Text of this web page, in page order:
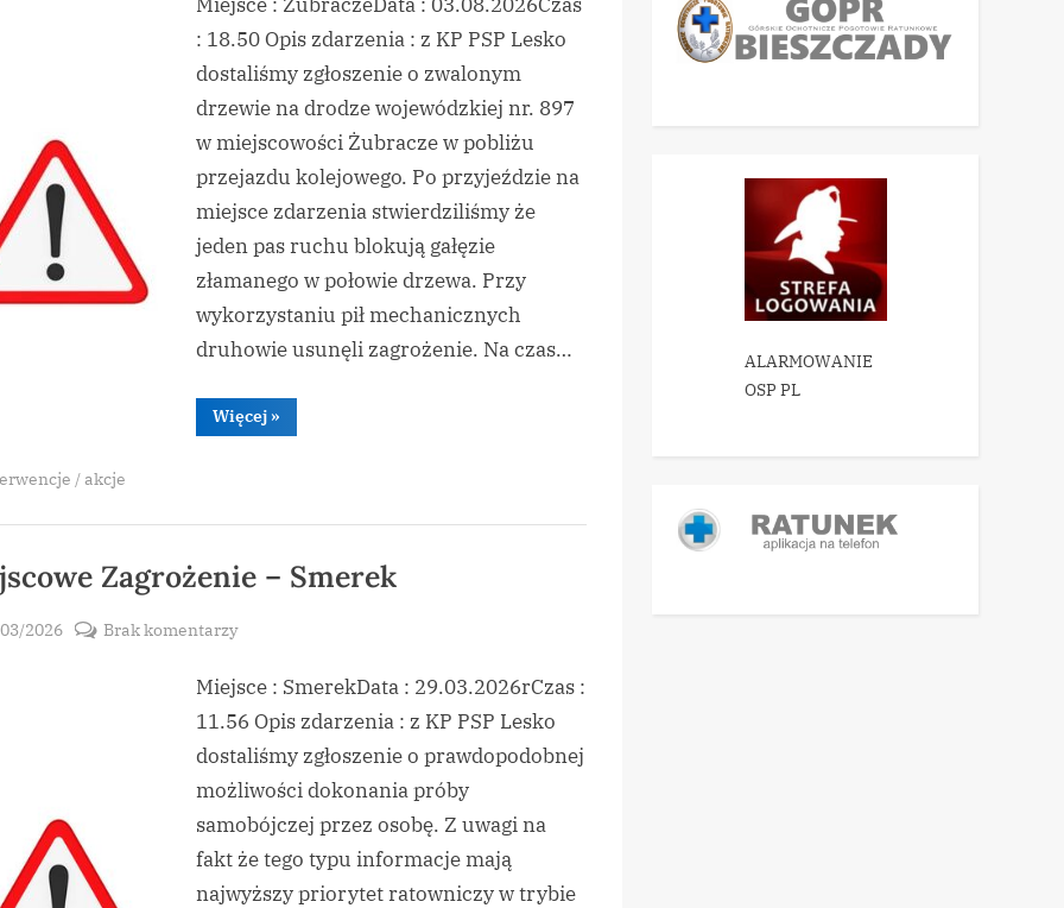
Toggle
sub-
menu
Zagrożenie
–
Zwalone
Drzewo
: 18.50 Opis zdarzenia : z KP PSP Lesko
dostaliśmy zgłoszenie o zwalonym
drzewie na drodze wojewódzkiej nr. 897
w miejscowości Żubracze w pobliżu
przejazdu kolejowego. Po przyjeździe na
miejsce zdarzenia stwierdziliśmy że
jeden pas ruchu blokują gałęzie
złamanego w połowie drzewa. Przy
wykorzystaniu pił mechanicznych
druhowie usunęli zagrożenie. Na czas…
Więcej“Miejscowe
Zagrożenie
»
/ akcje
Zagrożenie – Smerek
2026
Brak komentarzydo
Zagrożenie
–
Smerek
Miejsce : SmerekData : 29.03.2026rCzas :
11.56 Opis zdarzenia : z KP PSP Lesko
dostaliśmy zgłoszenie o prawdopodobnej
możliwości dokonania próby
samobójczej przez osobę. Z uwagi na
fakt że tego typu informacje mają
najwyższy priorytet ratowniczy w trybie
ALARMOWANIE
OSP PL